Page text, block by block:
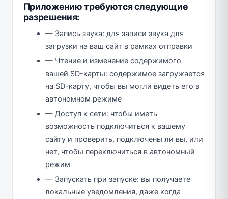
Приложению требуются следующие
разрешения:
— Запись звука: для записи звука для
загрузки на ваш сайт в рамках отправки
— Чтение и изменение содержимого
вашей SD-карты: содержимое загружается
на SD-карту, чтобы вы могли видеть его в
автономном режиме
— Доступ к сети: чтобы иметь
возможность подключиться к вашему
сайту и проверить, подключены ли вы, или
нет, чтобы переключиться в автономный
режим
— Запускать при запуске: вы получаете
локальные уведомления, даже когда